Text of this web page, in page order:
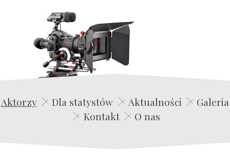
Edwin Film Agencja Aktorska
Aktorzy Dla statystów Aktualności
Galeria
Kontakt
O nas